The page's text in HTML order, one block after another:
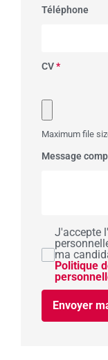
Téléphone
CV*
Maximum file
Message
J'accepte
ma
Politique
Envoyer